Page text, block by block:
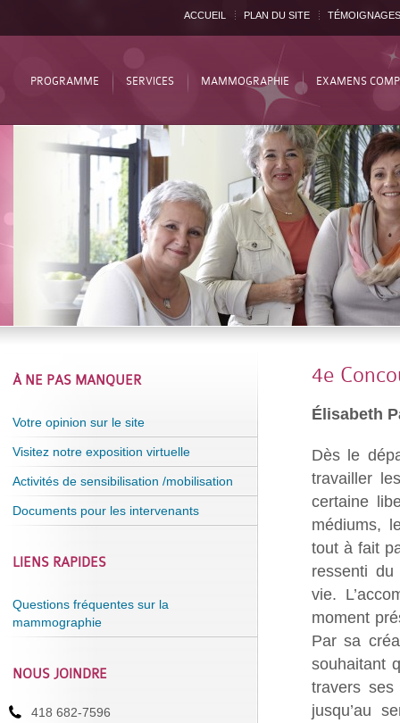
ACCUEIL PLAN DU SITE TÉMOIGNAGES
PROGRAMME SERVICES MAMMOGRAPHIE EXAMENS
4e
Élisabeth
Dès le
travailler
certaine
médiums,
tout à fait
ressenti
vie.
moment
Par sa
souhaitant
travers
jusqu’au
À NE PAS MANQUER
Votre opinion sur le site
Visitez notre exposition virtuelle
Activités de sensibilisation /mobilisation
Documents pour les intervenants
LIENS RAPIDES
Questions fréquentes sur la
mammographie
NOUS JOINDRE
418 682-7596